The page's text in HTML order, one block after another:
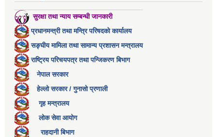
सुरक्षा तथा न्याय सम्बन्धी जानकारी
प्रधानमन्त्री तथा मन्त्रि परिषदको कार्यालय
सङ्घीय मामिला तथा सामान्य प्रशासन मन्त्रालय
राष्ट्रिय परिचयपत्र तथा पन्जिकरण बिभाग
नेपाल सरकार
हेल्लो सरकार / गुनासो प्रणाली
गृह मन्त्रालय
लोक सेवा आयोग
राहदानी बिभाग